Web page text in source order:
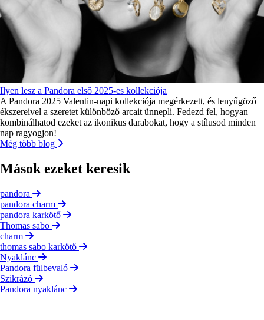
Ilyen lesz a Pandora első 2025-es kollekciója
A Pandora 2025 Valentin-napi kollekciója megérkezett, és lenyűgöző
ékszereivel a szeretet különböző arcait ünnepli. Fedezd fel, hogyan
kombinálhatod ezeket az ikonikus darabokat, hogy a stílusod minden
nap ragyogjon!
Még több blog
Mások ezeket keresik
pandora
pandora charm
pandora karkötő
Thomas sabo
charm
thomas sabo karkötő
Nyaklánc
Pandora fülbevaló
Szikrázó
Pandora nyaklánc